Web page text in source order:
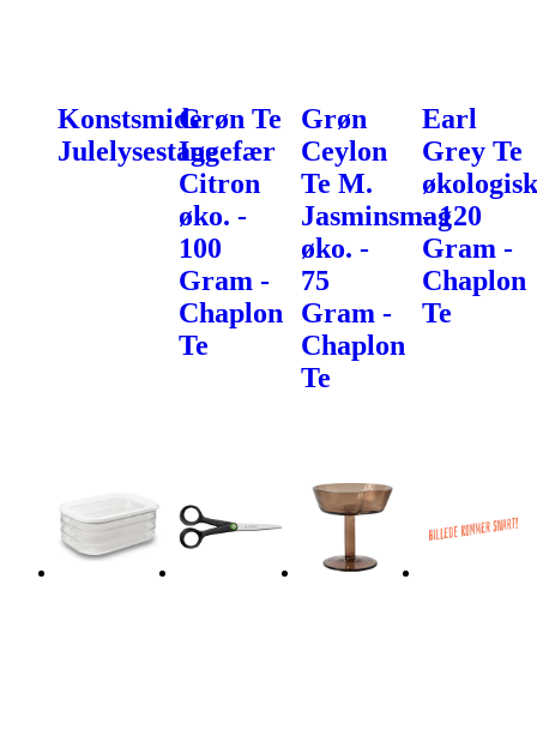
Konstsmide
Julelysestage
Grøn Te
Ingefær
Citron
øko. -
100
Gram -
Chaplon
Te
Grøn
Ceylon
Te M.
Jasminsmag
øko. -
75
Gram -
Chaplon
Te
Earl
Grey Te
økologisk
- 120
Gram -
Chaplon
Te